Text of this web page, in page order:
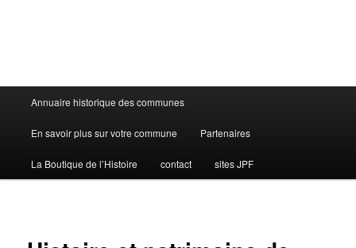
Menu
principal
Annuaire historique des communes
En savoir plus sur votre commune Partenaires
La Boutique de l’Histoire contact sites JPF